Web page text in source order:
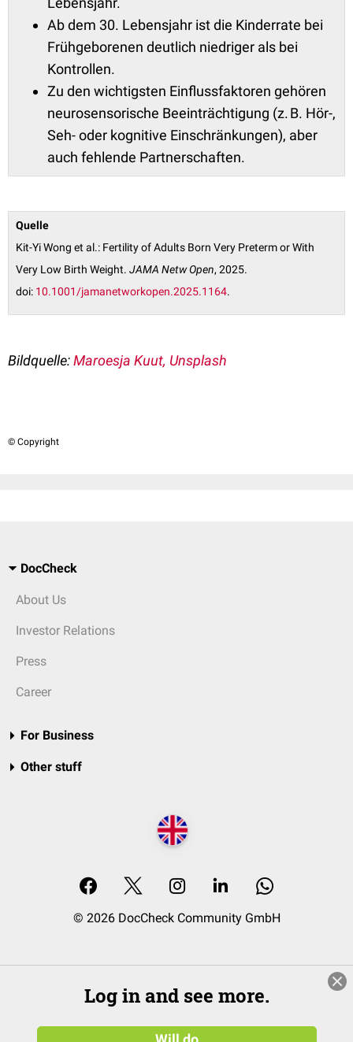
Ab dem 30. Lebensjahr ist die Kinderrate bei
Frühgeborenen deutlich niedriger als bei
Kontrollen.
Zu den wichtigsten Einflussfaktoren gehören
neurosensorische Beeinträchtigung (z. B. Hör-,
Seh- oder kognitive Einschränkungen), aber
auch fehlende Partnerschaften.
Quelle
Kit-Yi Wong et al.: Fertility of Adults Born Very Preterm or With
Very Low Birth Weight. JAMA Netw Open, 2025.
doi: 10.1001/jamanetworkopen.2025.1164.
Bildquelle:Maroesja Kuut, Unsplash
© Copyright
DocCheck
About Us
Investor Relations
Press
Career
For Business
Other stuff
© 2026 DocCheck Community GmbH
Log in and see more.